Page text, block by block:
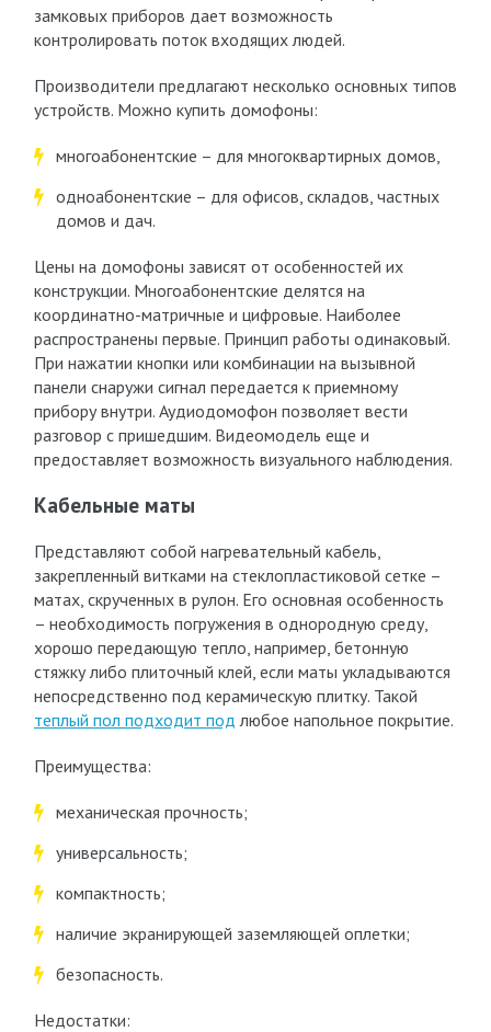
замковых приборов дает возможность
контролировать поток входящих людей.
Производители предлагают несколько основных типов
устройств. Можно купить домофоны:
многоабонентские – для многоквартирных домов,
одноабонентские – для офисов, складов, частных
домов и дач.
Цены на домофоны зависят от особенностей их
конструкции. Многоабонентские делятся на
координатно-матричные и цифровые. Наиболее
распространены первые. Принцип работы одинаковый.
При нажатии кнопки или комбинации на вызывной
панели снаружи сигнал передается к приемному
прибору внутри. Аудиодомофон позволяет вести
разговор с пришедшим. Видеомодель еще и
предоставляет возможность визуального наблюдения.
Кабельные маты
Представляют собой нагревательный кабель,
закрепленный витками на стеклопластиковой сетке –
матах, скрученных в рулон. Его основная особенность
– необходимость погружения в однородную среду,
хорошо передающую тепло, например, бетонную
стяжку либо плиточный клей, если маты укладываются
непосредственно под керамическую плитку. Такой
теплый пол подходит под любое напольное покрытие.
Преимущества:
механическая прочность;
универсальность;
компактность;
наличие экранирующей заземляющей оплетки;
безопасность.
Недостатки: